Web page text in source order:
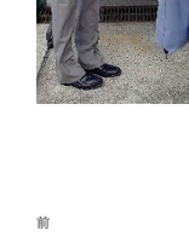
投
前
前